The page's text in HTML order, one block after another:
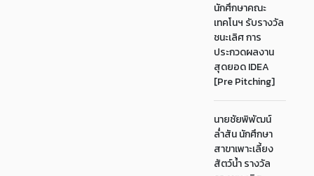
นักศึกษาคณะ
เทคโนฯ รับรางวัล
ชนะเลิศ การ
ประกวดผลงาน
สุดยอด IDEA
[Pre Pitching]
นายชัยพิพัฒน์
ล่ำสัน นักศึกษา
สาขาเพาะเลี้ยง
สัตว์น้ำ รางวัล